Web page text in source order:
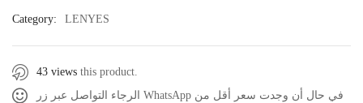
Category: LENYES
43 views this product.
الرجاء التواصل عبر زر WhatsApp في حال أن وجدت سعر أقل من